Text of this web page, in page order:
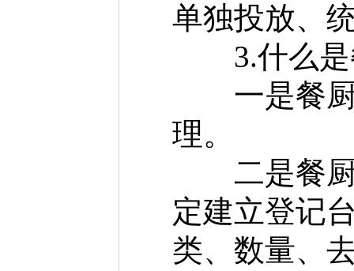
单独投放、
3.什么是
一是餐厨
理。
二是餐厨
定建立登记
类、数量、